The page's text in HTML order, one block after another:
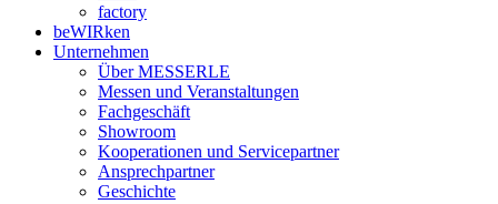
factory
beWIRken
Unternehmen
Über MESSERLE
Messen und Veranstaltungen
Fachgeschäft
Showroom
Kooperationen und Servicepartner
Ansprechpartner
Geschichte